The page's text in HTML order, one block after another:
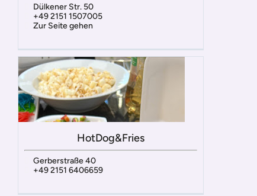
Dülkener Str. 50
+49 2151 1507005
Zur Seite gehen
HotDog&Fries
Gerberstraße 40
+49 2151 6406659